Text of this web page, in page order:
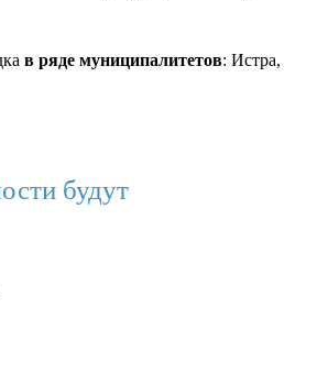
в ряде муниципалитетов: Истра,
будут